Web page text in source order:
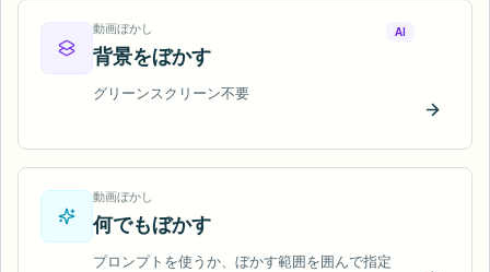
動画ぼかし
背景をぼかす
AI
グリーンスクリーン不要
今すぐ
動画ぼかし
何でもぼかす
プロンプトを使うか、ぼかす範囲を囲んで指定